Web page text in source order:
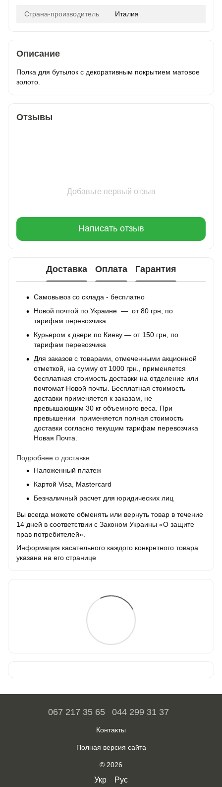
Страна-производитель Италия
Описание
Полка для бутылок с декоративным покрытием матовое
золото.
Отзывы
Добавьте первый отзыв
Написать отзыв
Доставка Оплата Гарантия
Самовывоз со склада - бесплатно
Новой почтой по Украине — от 80 грн, по
тарифам перевозчика
Курьером к двери по Киеву — от 150 грн, по
тарифам перевозчика
Для заказов с товарами, отмеченными акционной
отметкой, на сумму от 1000 грн., применяется
бесплатная стоимость доставки на отделение или
почтомат Новой почты. Бесплатная стоимость
доставки применяется к заказам, не
превышающим 30 кг объемного веса. При
превышении применяется полная стоимость
доставки согласно текущим тарифам перевозчика
Новая Почта.
Подробнее о доставке
Наложенный платеж
Картой Visa, Mastercard
Безналичный расчет для юридических лиц
Вы всегда можете обменять или вернуть товар в течение
14 дней в соответствии с Законом Украины «О защите
прав потребителей».
Информация касательного каждого конкретного товара
указана на его странице
067 217 35 65 044 299 31 37
Контакты
Полная версия сайта
© 2026
Укр Рус